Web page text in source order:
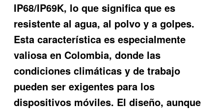
IP68/IP69K, lo que significa que es
resistente al agua, al polvo y a golpes.
Esta característica es especialmente
valiosa en Colombia, donde las
condiciones climáticas y de trabajo
pueden ser exigentes para los
dispositivos móviles. El diseño, aunque